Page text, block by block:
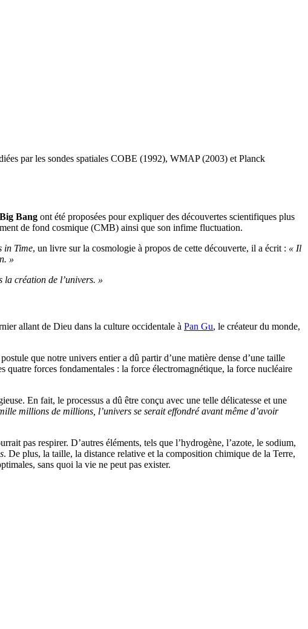
par les sondes spatiales COBE (1992), WMAP (2003) et Planck
Bang ont été proposées pour expliquer des découvertes scientifiques plus
de fond cosmique (CMB) ainsi que son infime fluctuation.
in Time, un livre sur la cosmologie à propos de cette découverte, il a écrit : « Il
»
la création de l’univers. »
allant de Dieu dans la culture occidentale à Pan Gu, le créateur du monde,
que notre univers entier a dû partir d’une matière dense d’une taille
quatre forces fondamentales : la force électromagnétique, la force nucléaire
En fait, le processus a dû être conçu avec une telle délicatesse et une
millions de millions, l’univers se serait effondré avant même d’avoir
pas respirer. D’autres éléments, tels que l’hydrogène, l’azote, le sodium,
. De plus, la taille, la distance relative et la composition chimique de la Terre,
sans quoi la vie ne peut pas exister.